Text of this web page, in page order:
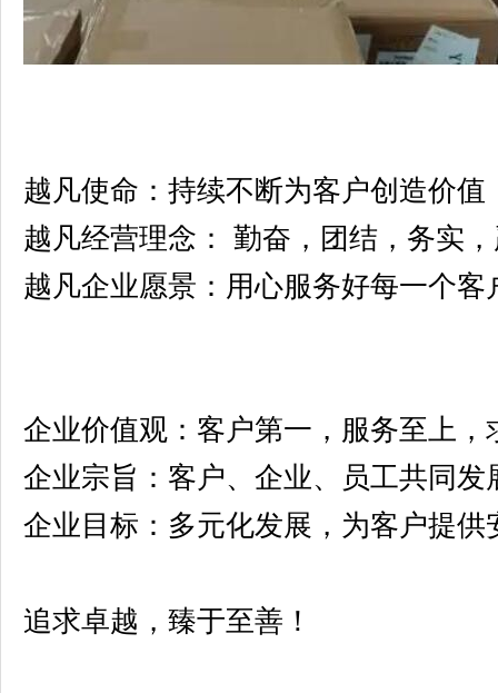
越凡使命：持续不断为客户创造价值
越凡经营理念： 勤奋，团结，务实
越凡企业愿景：用心服务好每一个
企业价值观：客户第一，服务至上，
企业宗旨：客户、企业、员工共同发
企业目标：多元化发展，为客户提
追求卓越，臻于至善！